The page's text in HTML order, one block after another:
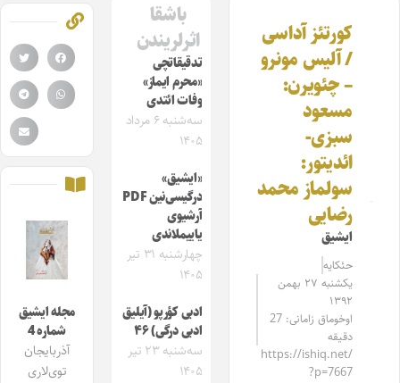
کورتئز آداسی
/ آلیس مونرو
– چئویرن:
مسعود
سبزی-
ائدیتور:
سولماز محمد
رضایی
ایشیق
حئکایه
یکشنبه ۲۷ بهمن
۱۳۹۲
اوخوماق زامانی: 27
دقیقه
https://ishiq.net/
?p=7667
باشقا
اثرلریندن
تدقیقاتچی
«محرم ایماز»
وفات ائتدی
سه‌شنبه ۶ مرداد
۱۴۰۵
«ایشیق»
درگیسی‌نین PDF
آرشیوی
یاییملاندی
چهارشنبه ۳۱ تیر
۱۴۰۵
ادبی کؤرپو (آیلیق
ادبی درگی) ۴۶
سه‌شنبه ۲۳ تیر
۱۴۰۵
مجله ایشیق
شماره 4
آذربایجان
توی‌لاری